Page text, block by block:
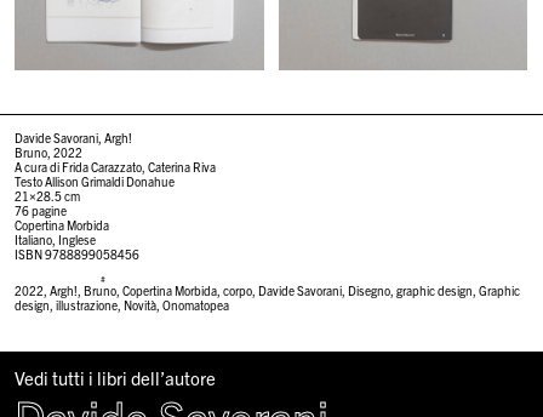
Davide Savorani, Argh!
Bruno, 2022
A cura di Frida Carazzato, Caterina Riva
Testo Allison Grimaldi Donahue
21×28.5 cm
76 pagine
Copertina Morbida
Italiano, Inglese
ISBN 9788899058456
#
2022,Argh!, Bruno,Copertina Morbida,corpo, Davide Savorani, Disegno,graphic design,Graphic
design,illustrazione, Novità,Onomatopea
Vedi tutti i libri dell’autore